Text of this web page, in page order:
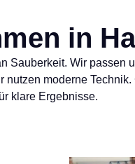
in
Sauberkeit. Wir passen
nutzen moderne Technik.
klare Ergebnisse.